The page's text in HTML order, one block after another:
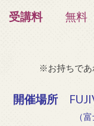
受講料無料（
※お持ちであ
開催場所
（